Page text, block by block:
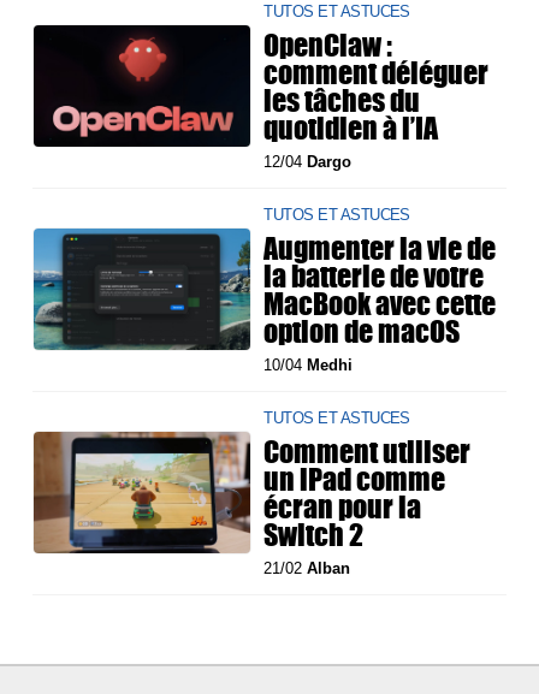
TUTOS ET ASTUCES
OpenClaw :
comment déléguer
les tâches du
quotidien à l’IA
12/04Dargo
TUTOS ET ASTUCES
Augmenter la vie de
la batterie de votre
MacBook avec cette
option de macOS
10/04Medhi
TUTOS ET ASTUCES
Comment utiliser
un iPad comme
écran pour la
Switch 2
21/02Alban